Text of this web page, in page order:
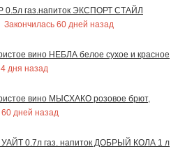
газ.напиток ЭКСПОРТ СТАЙЛ
Закончилась 60 дней назад
вино НЕБЛА белое сухое и красное
дня назад
вино МЫСХАКО розовое брют,
60 дней назад
0.7л газ. напиток ДОБРЫЙ КОЛА 1 л